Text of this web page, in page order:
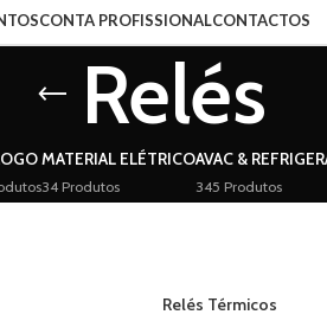
CONTA PROFISSIONALCONTACTOS
Relés
MATERIAL ELÉTRICO
34 Produtos
AVAC &
345 Produtos
Relés Térmicos